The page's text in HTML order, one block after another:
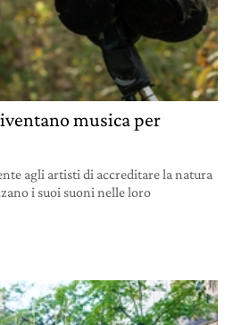
musica per
agli artisti di accreditare la natura
i suoi suoni nelle loro